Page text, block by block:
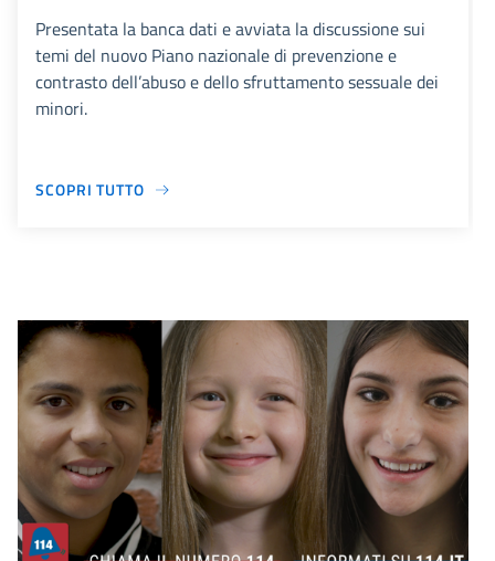
Presentata la banca dati e avviata la discussione sui
temi del nuovo Piano nazionale di prevenzione e
contrasto dell’abuso e dello sfruttamento sessuale dei
minori.
SCOPRI TUTTO